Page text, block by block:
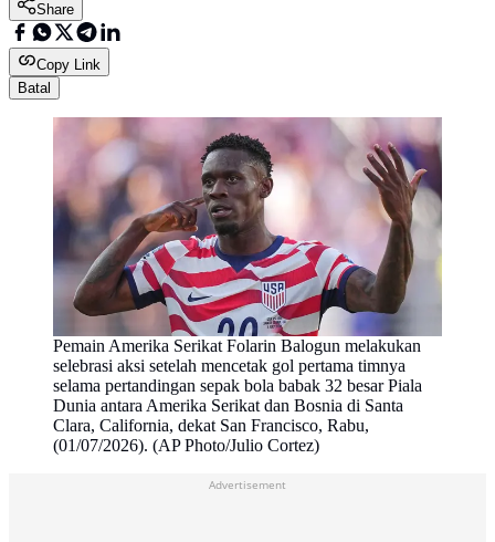
Share
Copy Link
Batal
Pemain Amerika Serikat Folarin Balogun melakukan
selebrasi aksi setelah mencetak gol pertama timnya
selama pertandingan sepak bola babak 32 besar Piala
Dunia antara Amerika Serikat dan Bosnia di Santa
Clara, California, dekat San Francisco, Rabu,
(01/07/2026). (AP Photo/Julio Cortez)
Advertisement